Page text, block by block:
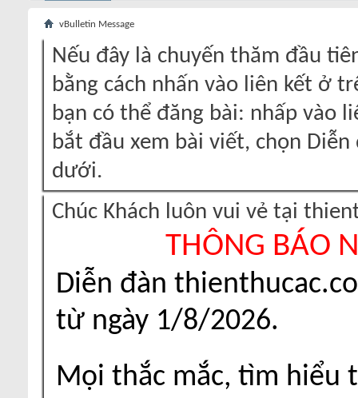
vBulletin Message
Nếu đây là chuyến thăm đầu
bằng cách nhấn vào liên kết ở
bạn có thể đăng bài: nhấp vào
bắt đầu xem bài viết, chọn
dưới.
Chúc Khách luôn vui vẻ tại
THÔNG BÁO
Diễn đàn
từ ngày 1/8/2026.
Mọi thắc mắc, tìm hiểu